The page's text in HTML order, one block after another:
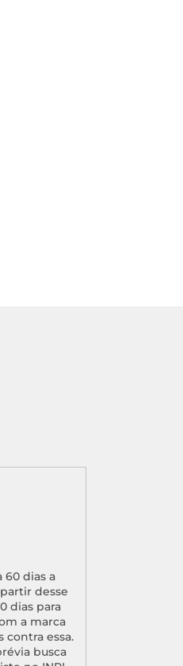
60 dias a
desse
dias para
a marca
essa.
busca